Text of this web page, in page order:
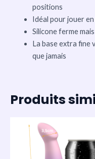
positions
Idéal pour jouer
Silicone ferme
La base extra fine
que jamais
Produits